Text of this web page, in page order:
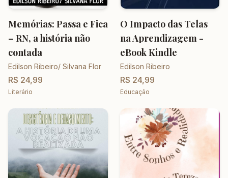
Memórias: Passa e Fica
– RN, a história não
contada
Edilson Ribeiro/ Silvana Flor
R$ 24,99
Literário
O Impacto das Telas
na Aprendizagem -
eBook Kindle
Edilson Ribeiro
R$ 24,99
Educação